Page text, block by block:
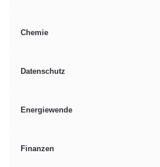
Chemie
Datenschutz
Energiewende
Finanzen